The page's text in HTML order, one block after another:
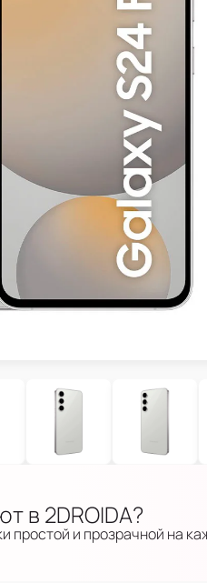
в 2DROIDA?
простой и прозрачной на